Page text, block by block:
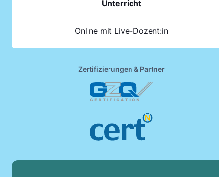
Unterricht
Online mit Live-Dozent:in
Zertifizierungen & Partner